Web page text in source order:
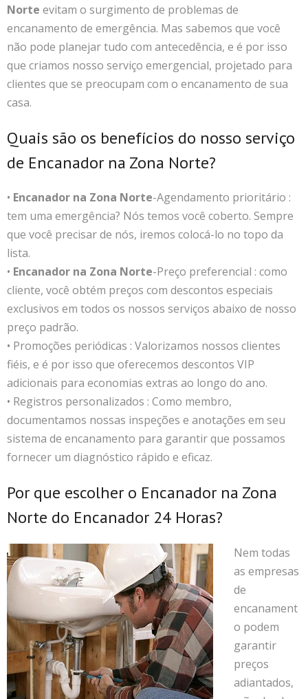
Norte evitam o surgimento de problemas de
encanamento de emergência. Mas sabemos que você
não pode planejar tudo com antecedência, e é por isso
que criamos nosso serviço emergencial, projetado para
clientes que se preocupam com o encanamento de sua
casa.
Quais são os benefícios do nosso serviço
de Encanador na Zona Norte?
• Encanador na Zona Norte-Agendamento prioritário :
tem uma emergência? Nós temos você coberto. Sempre
que você precisar de nós, iremos colocá-lo no topo da
lista.
• Encanador na Zona Norte-Preço preferencial : como
cliente, você obtém preços com descontos especiais
exclusivos em todos os nossos serviços abaixo de nosso
preço padrão.
• Promoções periódicas : Valorizamos nossos clientes
fiéis, e é por isso que oferecemos descontos VIP
adicionais para economias extras ao longo do ano.
• Registros personalizados : Como membro,
documentamos nossas inspeções e anotações em seu
sistema de encanamento para garantir que possamos
fornecer um diagnóstico rápido e eficaz.
Por que escolher o Encanador na Zona
Norte do Encanador 24 Horas?
Nem todas
as empresas
de
encanament
o podem
garantir
preços
adiantados,